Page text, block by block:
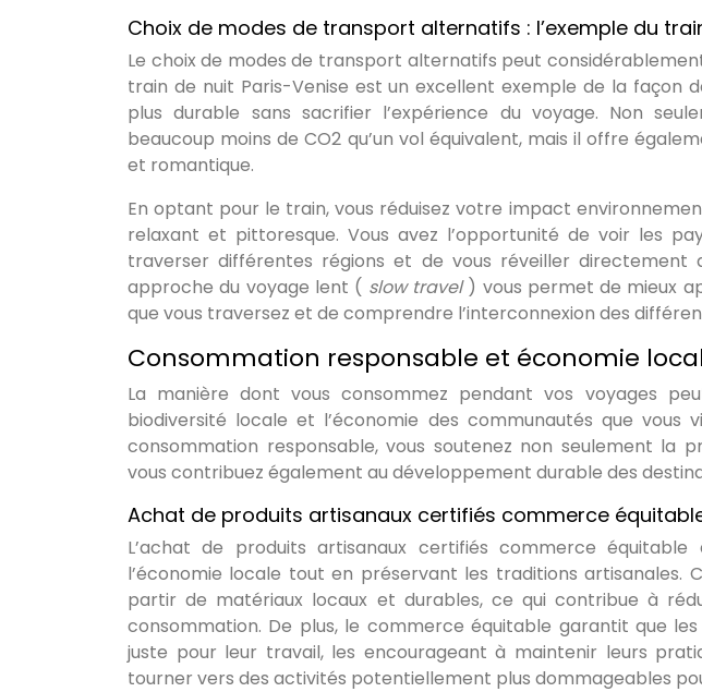
Choix de modes de transport alternatifs : l’exemple du
Le choix de modes de transport alternatifs peut
train de nuit Paris-Venise est un excellent exemple de la façon
plus durable sans sacrifier l’expérience du voyage. Non
beaucoup moins de CO2 qu’un vol équivalent, mais il offre
et romantique.
En optant pour le train, vous réduisez votre impact
relaxant et pittoresque. Vous avez l’opportunité de voir les
traverser différentes régions et de vous réveiller
approche du voyage lent ( slow travel ) vous permet de mieux
que vous traversez et de comprendre l’interconnexion des
Consommation responsable et économie
La manière dont vous consommez pendant vos voyages
biodiversité locale et l’économie des communautés que vous
consommation responsable, vous soutenez non seulement la
vous contribuez également au développement durable des
Achat de produits artisanaux certifiés commerce
L’achat de produits artisanaux certifiés commerce
l’économie locale tout en préservant les traditions artisanales.
partir de matériaux locaux et durables, ce qui contribue à
consommation. De plus, le commerce équitable garantit que
juste pour leur travail, les encourageant à maintenir leurs
tourner vers des activités potentiellement plus dommageables